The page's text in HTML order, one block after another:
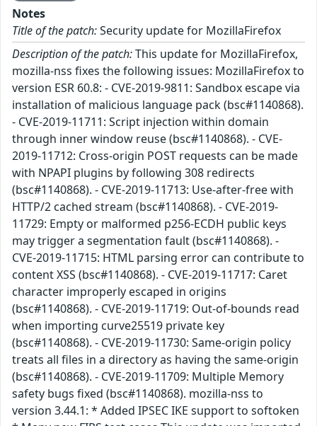
Notes
Title of the patch:Security update for MozillaFirefox
Description of the patch:This update for MozillaFirefox,
mozilla-nss fixes the following issues: MozillaFirefox to
version ESR 60.8: - CVE-2019-9811: Sandbox escape via
installation of malicious language pack (bsc#1140868).
- CVE-2019-11711: Script injection within domain
through inner window reuse (bsc#1140868). - CVE-
2019-11712: Cross-origin POST requests can be made
with NPAPI plugins by following 308 redirects
(bsc#1140868). - CVE-2019-11713: Use-after-free with
HTTP/2 cached stream (bsc#1140868). - CVE-2019-
11729: Empty or malformed p256-ECDH public keys
may trigger a segmentation fault (bsc#1140868). -
CVE-2019-11715: HTML parsing error can contribute to
content XSS (bsc#1140868). - CVE-2019-11717: Caret
character improperly escaped in origins
(bsc#1140868). - CVE-2019-11719: Out-of-bounds read
when importing curve25519 private key
(bsc#1140868). - CVE-2019-11730: Same-origin policy
treats all files in a directory as having the same-origin
(bsc#1140868). - CVE-2019-11709: Multiple Memory
safety bugs fixed (bsc#1140868). mozilla-nss to
version 3.44.1: * Added IPSEC IKE support to softoken